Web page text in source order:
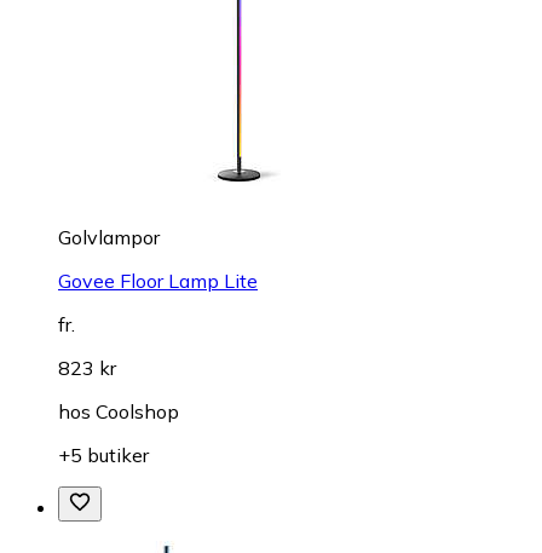
Golvlampor
Govee Floor Lamp Lite
fr.
823 kr
hos Coolshop
+5 butiker